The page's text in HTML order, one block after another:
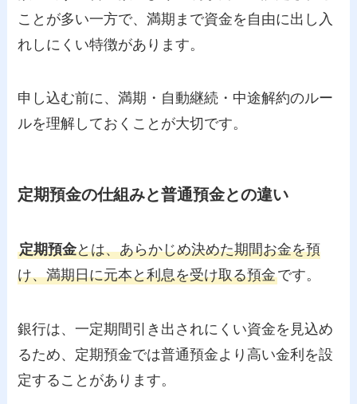
ことが多い一方で、満期まで資金を自由に出し入
れしにくい特徴があります。
申し込む前に、満期・自動継続・中途解約のルー
ルを理解しておくことが大切です。
定期預金の仕組みと普通預金との違い
定期預金とは、あらかじめ決めた期間お金を預
け、満期日に元本と利息を受け取る預金です。
銀行は、一定期間引き出されにくい資金を見込め
るため、定期預金では普通預金より高い金利を設
定することがあります。